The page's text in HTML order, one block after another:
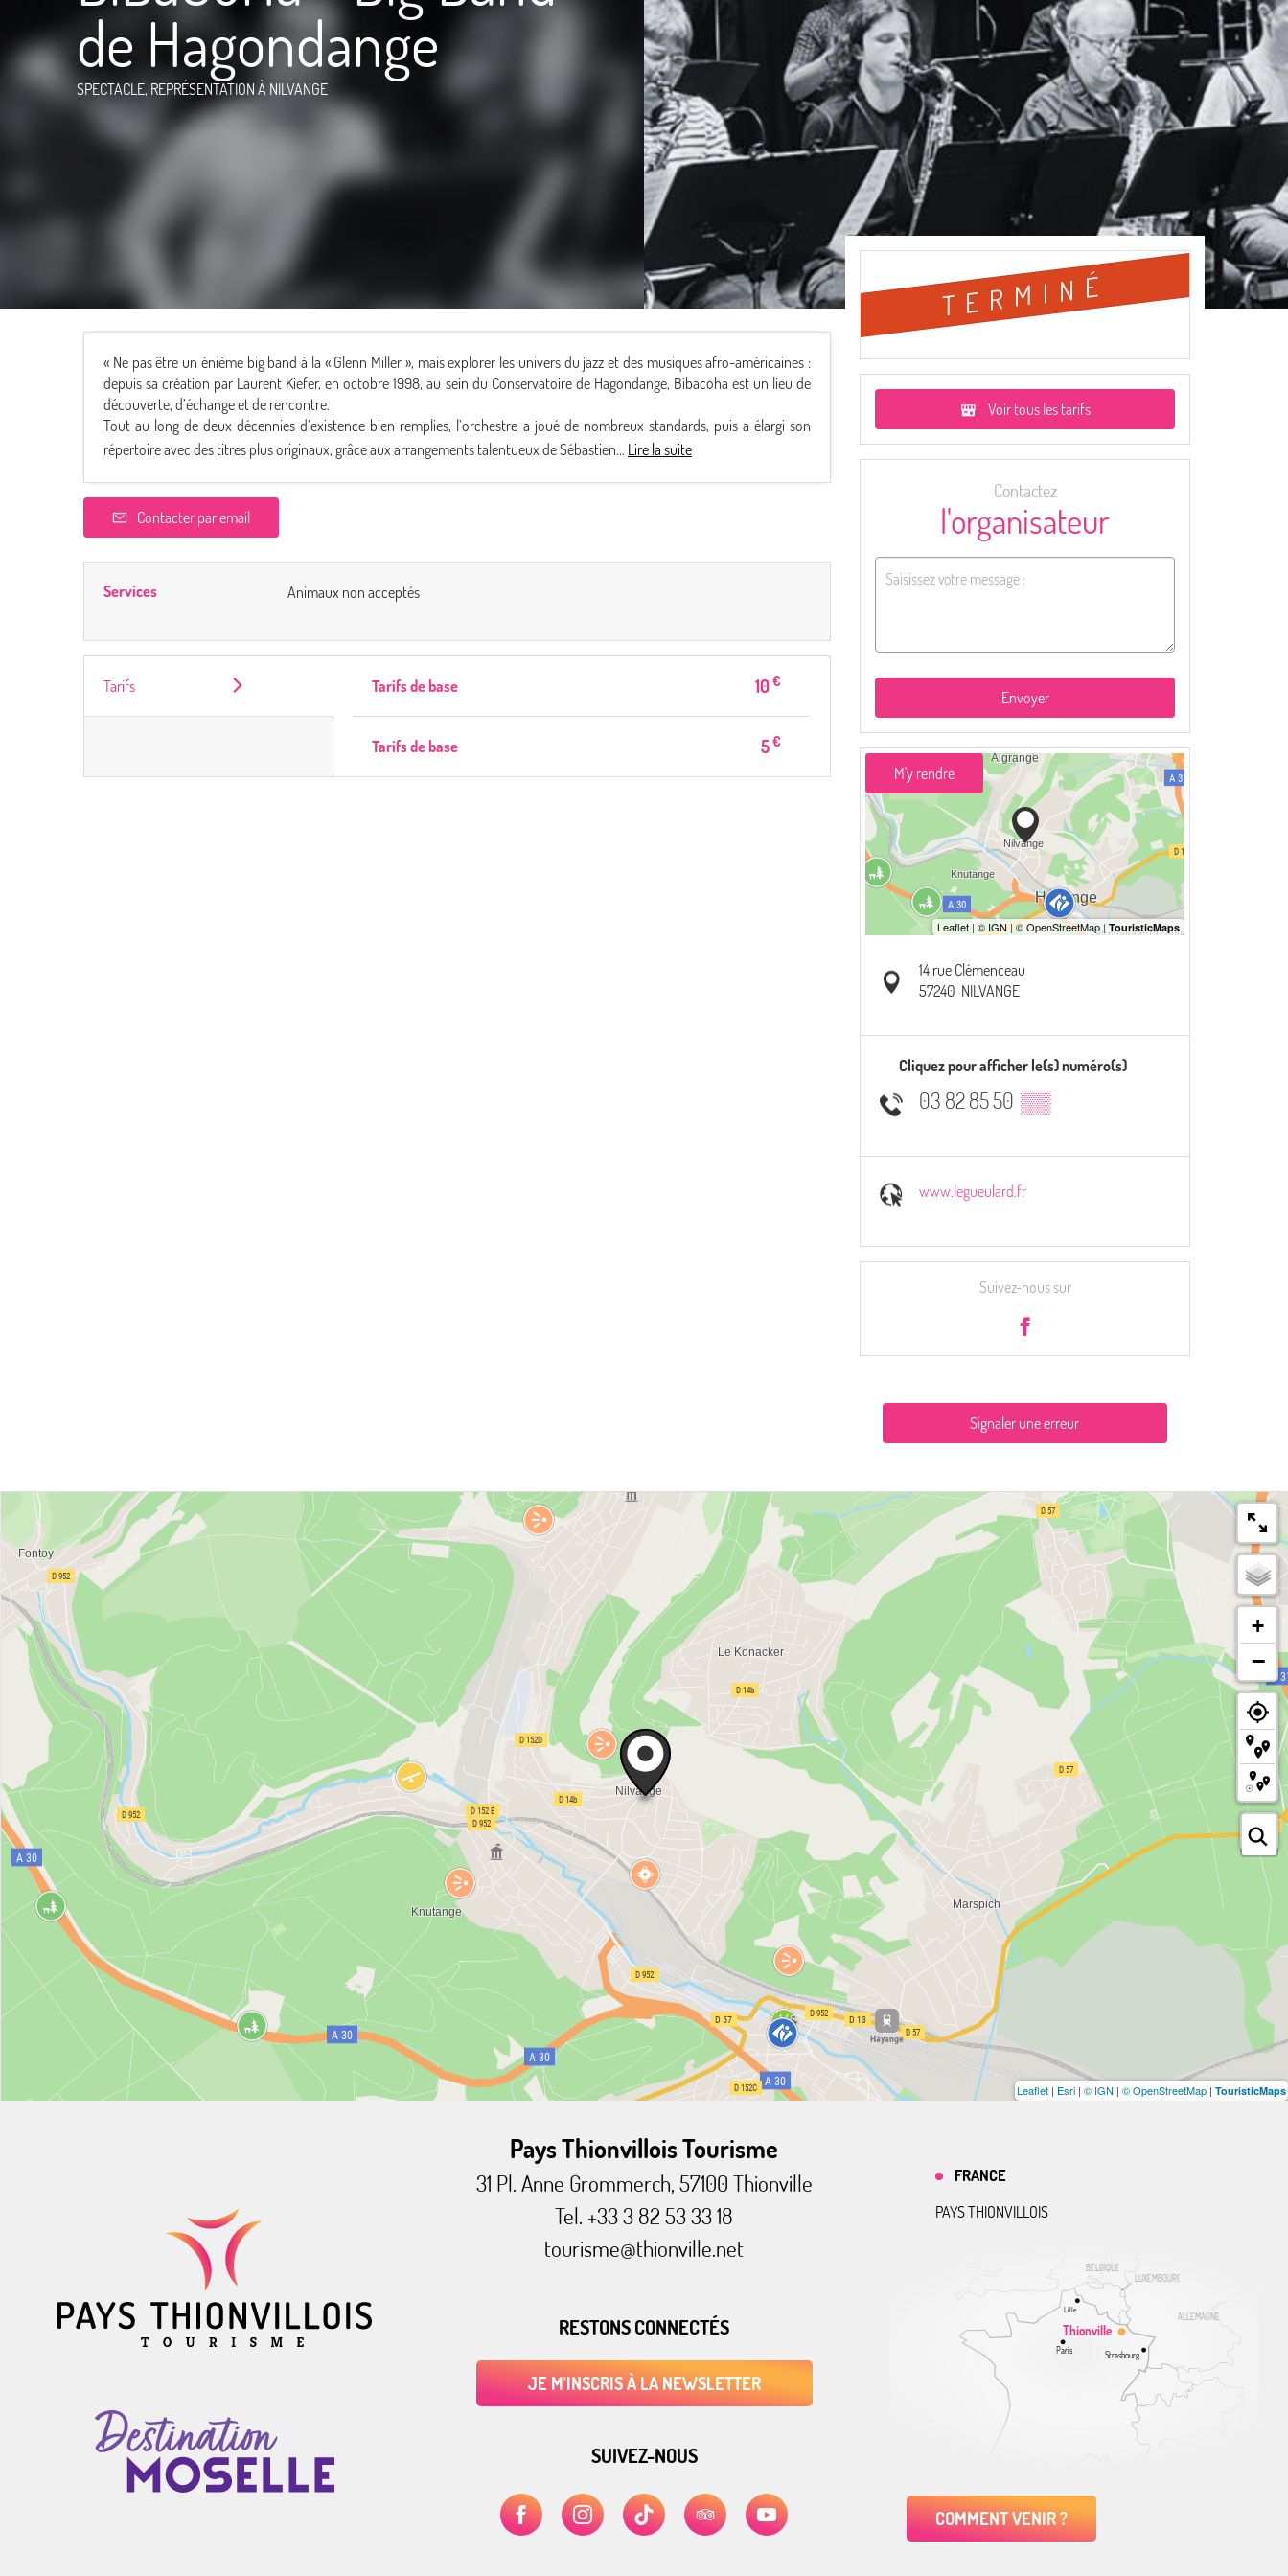
de Hagondange
SPECTACLE, REPRÉSENTATION À NILVANGE
« Ne pas être un énième big band à la « Glenn Miller », mais explorer les univers du jazz et des musiques afro-américaines :
depuis sa création par Laurent Kiefer, en octobre 1998, au sein du Conservatoire de Hagondange, Bibacoha est un lieu de
découverte, d’échange et de rencontre.
Tout au long de deux décennies d’existence bien remplies, l’orchestre a joué de nombreux standards, puis a élargi son
répertoire avec des titres plus originaux, grâce aux arrangements talentueux de Sébastien... Lire la suite
Contacter par email
Services Animaux non acceptés
Tarifs Tarifs de base 10€
Tarifs de base 5€
TERMINÉ
Voir tous les tarifs
Contactez
l'organisateur
Envoyer
M'y rendre
14 rue Clémenceau
57240 NILVANGE
Cliquez pour afficher le(s) numéro(s)
03 82 85 50 ▒▒
www.legueulard.fr
Suivez-nous sur
Signaler une erreur
+
−
Leaflet | Esri | © IGN | © OpenStreetMap | TouristicMaps
Pays Thionvillois Tourisme
31 Pl. Anne Grommerch, 57100 Thionville
Tel. +33 3 82 53 33 18
tourisme@thionville.net
RESTONS CONNECTÉS
JE M'INSCRIS À LA NEWSLETTER
SUIVEZ-NOUS
ALLEMAGNE
BELGIQUE
LUXEMBOURG
Thionville
Lille
Paris Strasbourg
FRANCE
PAYS THIONVILLOIS
COMMENT VENIR ?